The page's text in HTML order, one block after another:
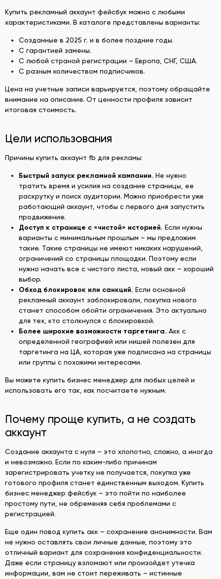
Купить рекламный аккаунт фейсбук можно с любыми
характеристиками. В каталоге представлены варианты:
Созданные в 2025 г. и в более поздние годы.
С гарантией замены.
С любой страной регистрации – Европа, СНГ, США.
С разным количеством подписчиков.
Цена на учетные записи варьируется, поэтому обращайте
внимание на описание. От ценности профиля зависит
итоговая стоимость.
Цели использования
Причины купить аккаунт fb для рекламы:
Быстрый запуск рекламной кампании. Не нужно
тратить время и усилия на создание страницы, ее
раскрутку и поиск аудитории. Можно приобрести уже
работающий аккаунт, чтобы с первого дня запустить
продвижение.
Доступ к странице с «чистой» историей. Если нужны
варианты с минимальным прошлым – мы предложим
такие. Такие страницы не имеют никаких нарушений,
ограничений со страницы площадки. Поэтому если
нужно начать все с чистого листа, новый акк – хороший
выбор.
Обход блокировок или санкций. Если основной
рекламный аккаунт заблокировали, покупка нового
станет способом обойти ограничения. Это актуально
для тех, кто столкнулся с блокировкой.
Более широкие возможности таргетинга. Акк с
определенной географией или нишей полезен для
таргетинга на ЦА, которая уже подписана на страницы
или группы с похожими интересами.
Вы можете купить бизнес менеджер для любых целей и
использовать его так, как посчитаете нужным.
Почему проще купить, а не создать
аккаунт
Создание аккаунта с нуля – это хлопотно, сложно, а иногда
и невозможно. Если по каким-либо причинам
зарегистрировать учетку не получается, покупка уже
готового профиля станет единственным выходом. Купить
бизнес менеджер фейсбук – это пойти по наиболее
простому пути, не обременяя себя проблемами с
регистрацией.
Еще один повод купить акк – сохранение анонимности. Вам
не нужно оставлять свои личные данные, поэтому это
отличный вариант для сохранения конфиденциальности.
Даже если страницу взломают или произойдет утечка
информации, вам не стоит переживать – истинные